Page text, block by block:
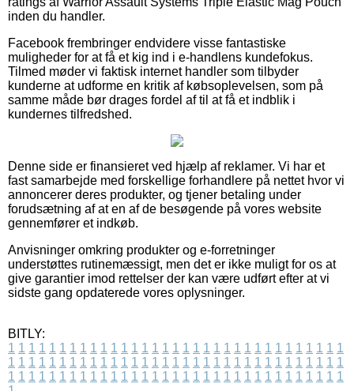
inden du handler.
Facebook frembringer endvidere visse fantastiske
muligheder for at få et kig ind i e-handlens kundefokus.
Tilmed møder vi faktisk internet handler som tilbyder
kunderne at udforme en kritik af købsoplevelsen, som på
samme måde bør drages fordel af til at få et indblik i
kundernes tilfredshed.
Denne side er finansieret ved hjælp af reklamer. Vi har et
fast samarbejde med forskellige forhandlere på nettet hvor vi
annoncerer deres produkter, og tjener betaling under
forudsætning af at en af de besøgende på vores website
gennemfører et indkøb.
Anvisninger omkring produkter og e-forretninger
understøttes rutinemæssigt, men det er ikke muligt for os at
give garantier imod rettelser der kan være udført efter at vi
sidste gang opdaterede vores oplysninger.
BITLY:
1 1 1 1 1 1 1 1 1 1 1 1 1 1 1 1 1 1 1 1 1 1 1 1 1 1 1 1 1 1 1 1 1
1 1 1 1 1 1 1 1 1 1 1 1 1 1 1 1 1 1 1 1 1 1 1 1 1 1 1 1 1 1 1 1 1
1 1 1 1 1 1 1 1 1 1 1 1 1 1 1 1 1 1 1 1 1 1 1 1 1 1 1 1 1 1 1 1 1